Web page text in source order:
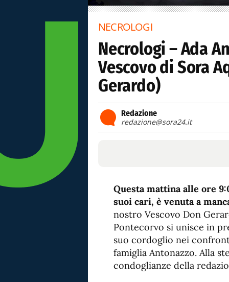
NECROLOGI
Necrologi – Ada
Vescovo di Sora
Gerardo)
Redazione
redazione@sora24.it
Questa mattina alle ore
suoi cari, è venuta a
nostro Vescovo Don
Pontecorvo si unisce in
suo cordoglio nei
famiglia Antonazzo. Alla
condoglianze della